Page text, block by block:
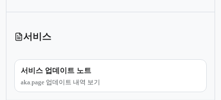
서비스
서비스 업데이트 노트
aka.page 업데이트 내역 보기